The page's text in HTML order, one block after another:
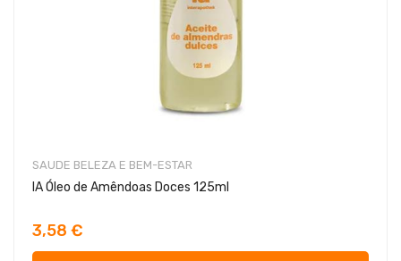
SAUDE BELEZA E BEM-ESTAR
IA Óleo de Amêndoas Doces 125ml
3,58 €